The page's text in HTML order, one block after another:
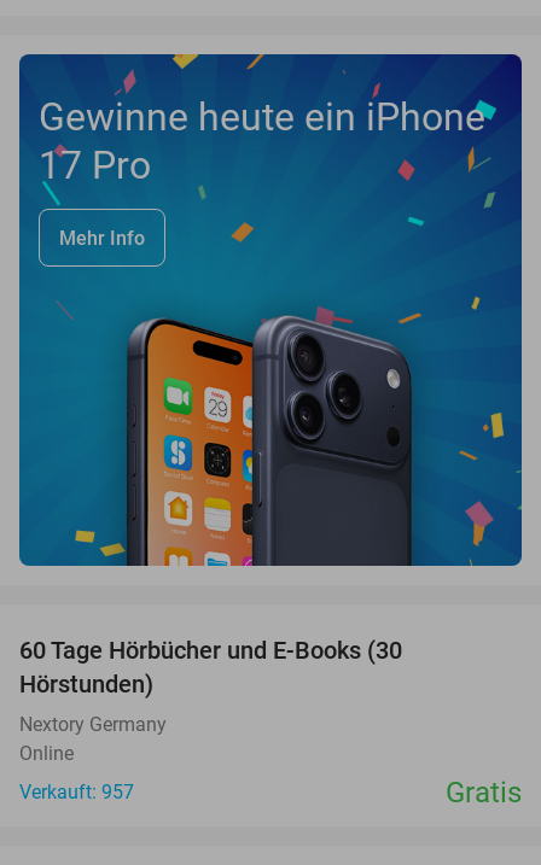
Gewinne heute ein iPhone
17 Pro
Mehr Info
60 Tage Hörbücher und E-Books (30
Hörstunden)
Nextory Germany
Online
Verkauft: 957
Gratis